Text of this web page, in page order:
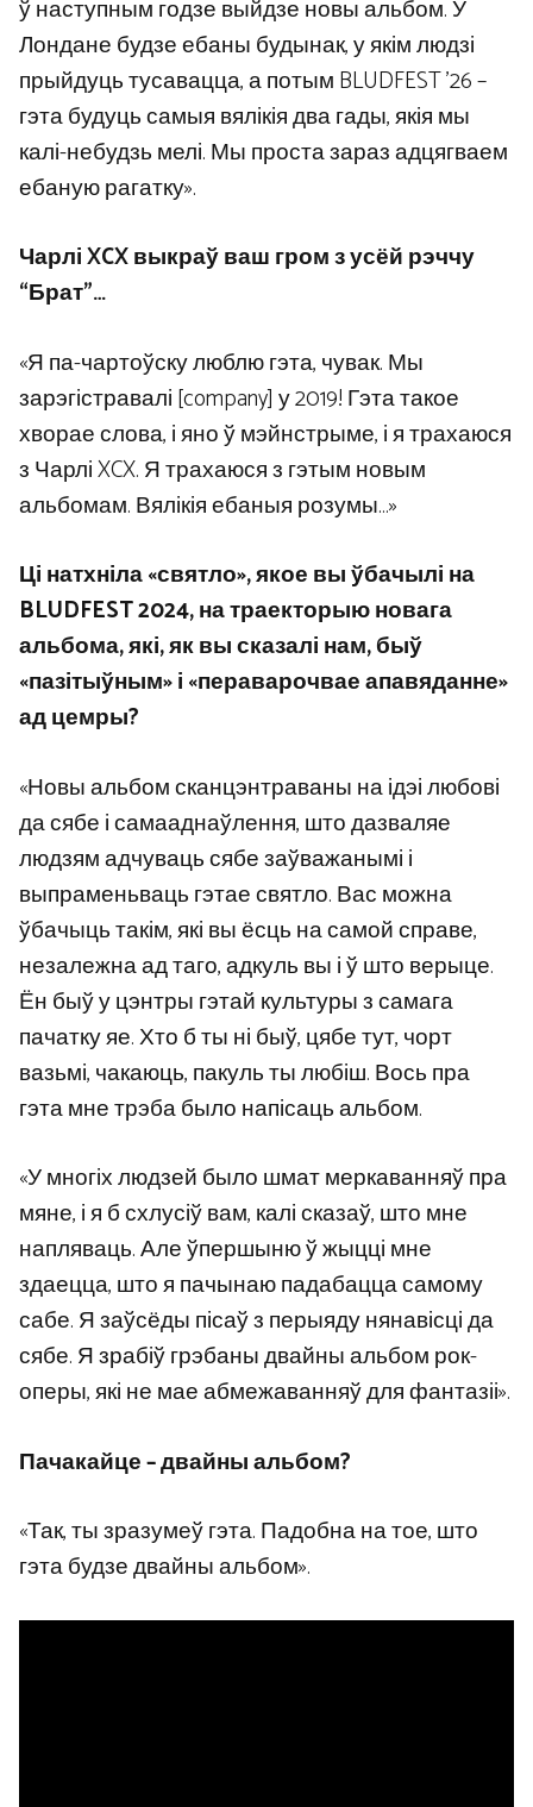
ў наступным годзе выйдзе новы альбом. У
Лондане будзе ебаны будынак, у якім людзі
прыйдуць тусавацца, а потым BLUDFEST ’26 –
гэта будуць самыя вялікія два гады, якія мы
калі-небудзь мелі. Мы проста зараз адцягваем
ебаную рагатку».
Чарлі XCX выкраў ваш гром з усёй рэччу
“Брат”…
«Я па-чартоўску люблю гэта, чувак. Мы
зарэгістравалі [company] у 2019! Гэта такое
хворае слова, і яно ў мэйнстрыме, і я трахаюся
з Чарлі XCX. Я трахаюся з гэтым новым
альбомам. Вялікія ебаныя розумы…»
Ці натхніла «святло», якое вы ўбачылі на
BLUDFEST 2024, на траекторыю новага
альбома, які, як вы сказалі нам, быў
«пазітыўным» і «пераварочвае апавяданне»
ад цемры?
«Новы альбом сканцэнтраваны на ідэі любові
да сябе і самааднаўлення, што дазваляе
людзям адчуваць сябе заўважанымі і
выпраменьваць гэтае святло. Вас можна
ўбачыць такім, які вы ёсць на самой справе,
незалежна ад таго, адкуль вы і ў што верыце.
Ён быў у цэнтры гэтай культуры з самага
пачатку яе. Хто б ты ні быў, цябе тут, чорт
вазьмі, чакаюць, пакуль ты любіш. Вось пра
гэта мне трэба было напісаць альбом.
«У многіх людзей было шмат меркаванняў пра
мяне, і я б схлусіў вам, калі сказаў, што мне
напляваць. Але ўпершыню ў жыцці мне
здаецца, што я пачынаю падабацца самому
сабе. Я заўсёды пісаў з перыяду нянавісці да
сябе. Я зрабіў грэбаны двайны альбом рок-
оперы, які не мае абмежаванняў для фантазіі».
Пачакайце – двайны альбом?
«Так, ты зразумеў гэта. Падобна на тое, што
гэта будзе двайны альбом».